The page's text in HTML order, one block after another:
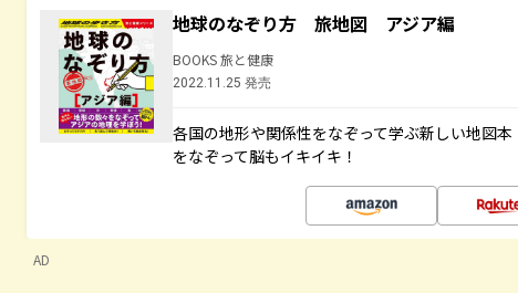
地球のなぞり方 旅地図 アジア編
BOOKS 旅と健康
2022.11.25 発売
各国の地形や関係性をなぞって学ぶ新しい地図
をなぞって脳もイキイキ！
AD